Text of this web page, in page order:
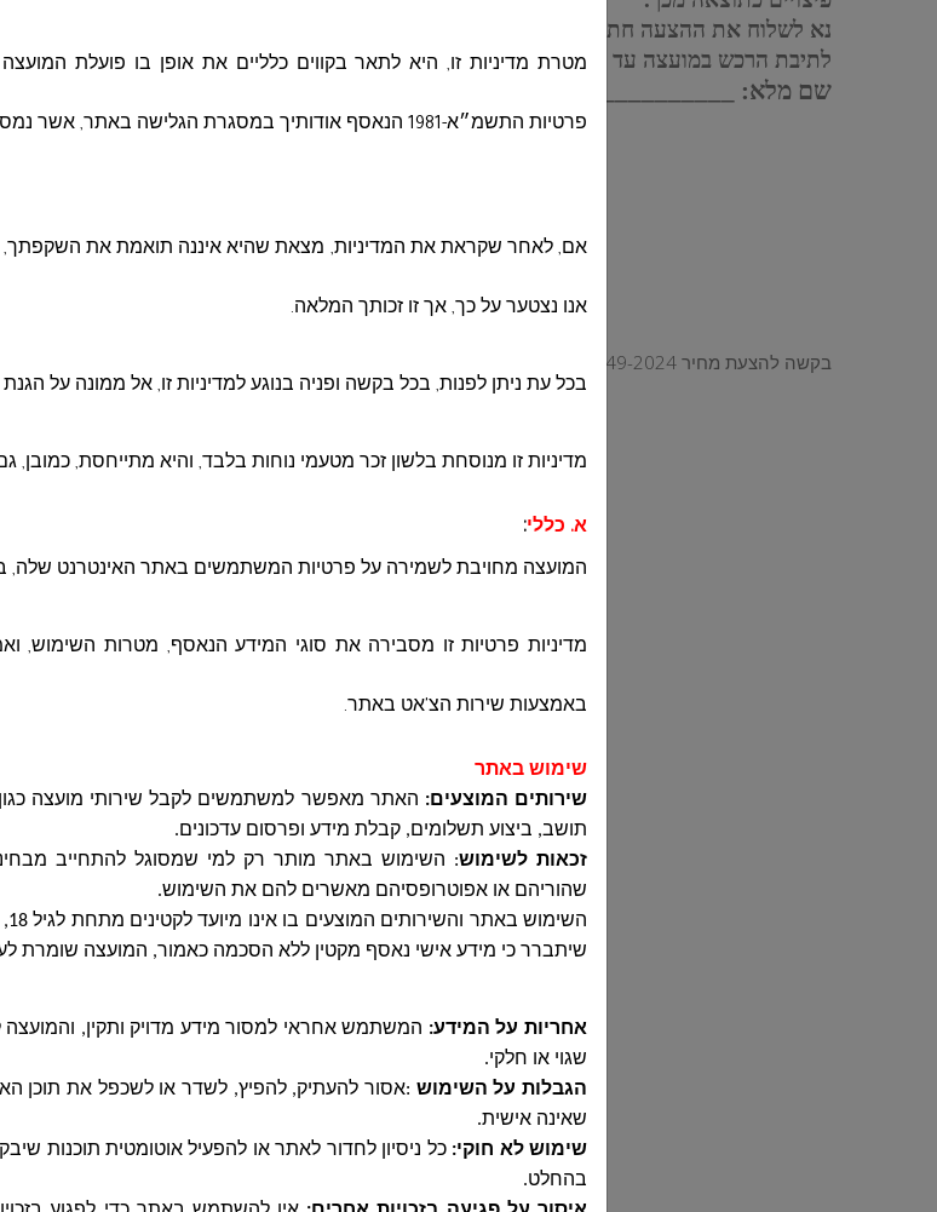
נא לשלוח את ההצעה חתומה בקובץ
לתיבת הרכש במועצה עד 28/05/2024 שעה 11:00 בבוקר.
שם מלא: ___________ / מס טלפון: __________ / חתימה וחותמת: ___________
בקשה להצעת מחיר 49-2024 לרכישת ואספקת ציוד מערכות גילוי וכיבוי אש עבור בית ספר תיכון
מטרת מדיניות זו, היא לתאר בקווים כלליים את אופן בו פועלת
פרטיות התשמ״א-1981 הנאסף אודותיך במסגרת הגלישה באתר, אשר נמסר על ידך או בשמך לצורך קבלת השירותים
אם, לאחר שקראת את המדיניות, מצאת שהיא איננה תואמת את השקפתך,
אנו נצטער על כך, אך זו זכותך המלאה.
בכל עת ניתן לפנות, בכל בקשה ופניה בנוגע למדיניות זו, אל ממונה על
מדיניות זו מנוסחת בלשון זכר מטעמי נוחות בלבד, והיא מתייחסת, כמובן,
א. כללי:
המועצה מחויבת לשמירה על פרטיות המשתמשים באתר האינטרנט שלה,
מדיניות פרטיות זו מסבירה את סוגי המידע הנאסף, מטרות השימוש,
באמצעות שירות הצ'אט באתר.
שימוש באתר
שירותים המוצעים: האתר מאפשר למשתמשים לקבל שירותי מועצה כגון
תושב, ביצוע תשלומים, קבלת מידע ופרסום עדכונים.
זכאות לשימוש: השימוש באתר מותר רק למי שמסוגל להתחייב
שהוריהם או אפוטרופסיהם מאשרים להם את השימוש.
שיתברר כי מידע אישי נאסף מקטין ללא הסכמה כאמור, המועצה שומרת
אחריות על המידע: המשתמש אחראי למסור מידע מדויק ותקין,
שגוי או חלקי.
הגבלות על השימוש :אסור להעתיק, להפיץ, לשדר או לשכפל את תוכן
שאינה אישית.
שימוש לא חוקי: כל ניסיון לחדור לאתר או להפעיל אוטומטית תוכנות
בהחלט.